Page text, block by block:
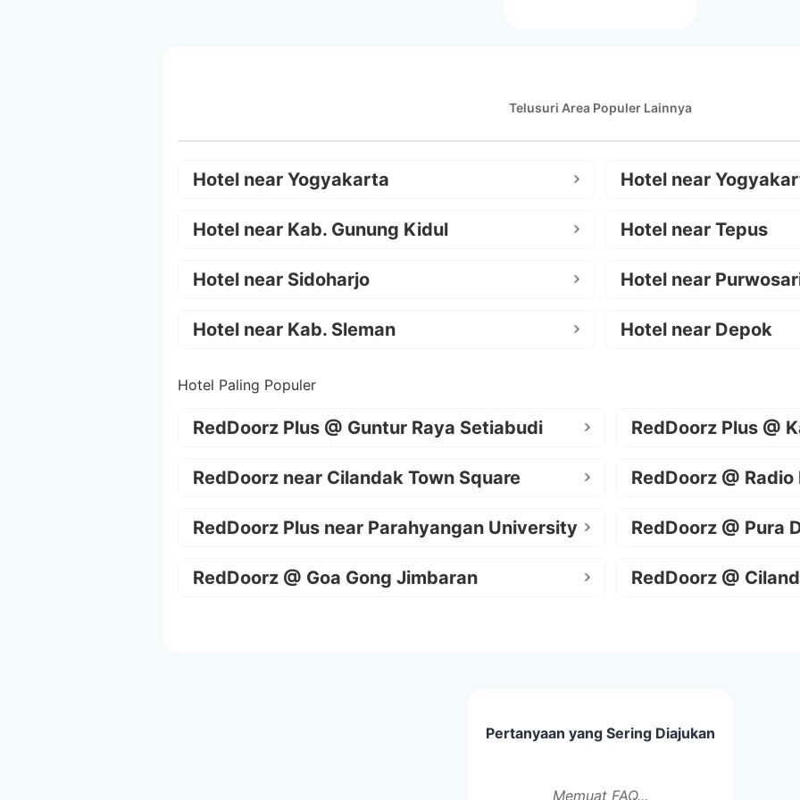
Telusuri Area Populer Lainnya
Hotel near Yogyakarta Hotel near
Hotel near Kab. Gunung Kidul Hotel near Tepus
Hotel near Sidoharjo Hotel near
Hotel near Kab. Sleman Hotel near Depok
Hotel Paling Populer
RedDoorz Plus @ Guntur Raya Setiabudi RedDoorz Plus @
RedDoorz near Cilandak Town Square RedDoorz @ Radio
RedDoorz Plus near Parahyangan University RedDoorz @ Pura
RedDoorz @ Goa Gong Jimbaran RedDoorz @
Pertanyaan yang Sering Diajukan
Memuat FAQ...